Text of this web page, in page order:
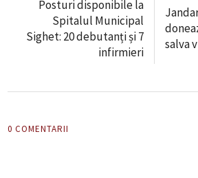
Posturi disponibile la
Spitalul Municipal
Sighet: 20 debutanți și 7
infirmieri
salva
0 COMENTARII